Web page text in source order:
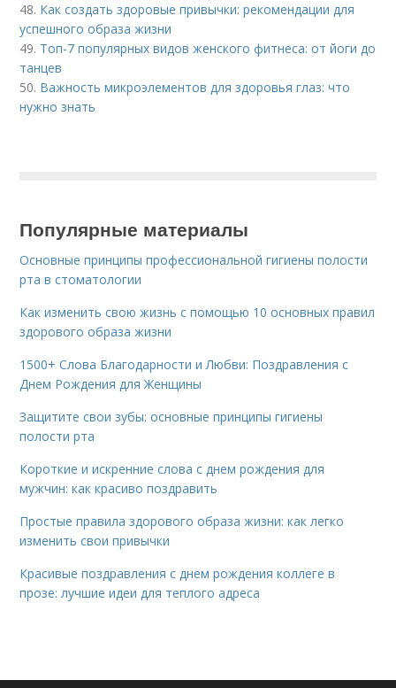
48. Как создать здоровые привычки: рекомендации для
успешного образа жизни
49. Топ-7 популярных видов женского фитнеса: от йоги до
танцев
50. Важность микроэлементов для здоровья глаз: что
нужно знать
Популярные материалы
Основные принципы профессиональной гигиены полости
рта в стоматологии
Как изменить свою жизнь с помощью 10 основных правил
здорового образа жизни
1500+ Слова Благодарности и Любви: Поздравления с
Днем Рождения для Женщины
Защитите свои зубы: основные принципы гигиены
полости рта
Короткие и искренние слова с днем рождения для
мужчин: как красиво поздравить
Простые правила здорового образа жизни: как легко
изменить свои привычки
Красивые поздравления с днем рождения коллеге в
прозе: лучшие идеи для теплого адреса